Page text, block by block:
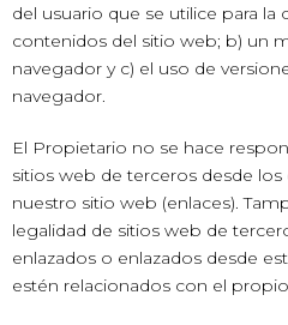
del usuario que se utilice para la
contenidos del sitio web; b) un
navegador y c) el uso de
navegador.
El Propietario no se hace
sitios web de terceros desde
nuestro sitio web (enlaces).
legalidad de sitios web de
enlazados o enlazados desde
estén relacionados con el